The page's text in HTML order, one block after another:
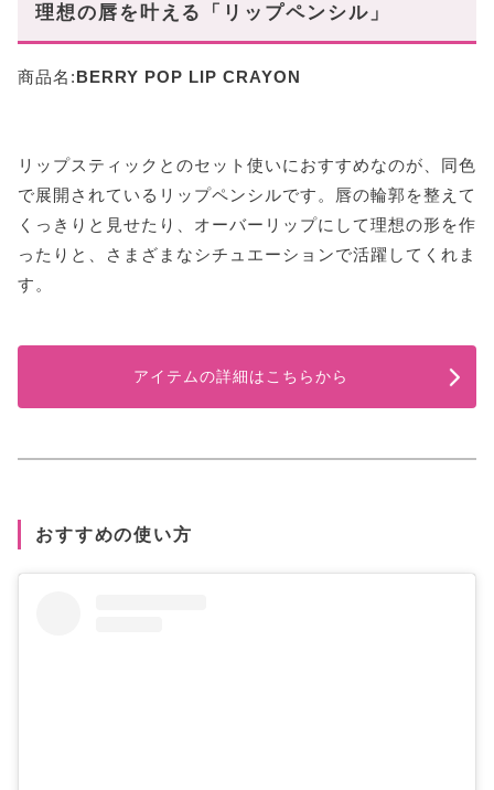
理想の唇を叶える「リップペンシル」
商品名:BERRY POP LIP CRAYON
リップスティックとのセット使いにおすすめなのが、同色
で展開されているリップペンシルです。唇の輪郭を整えて
くっきりと見せたり、オーバーリップにして理想の形を作
ったりと、さまざまなシチュエーションで活躍してくれま
す。
アイテムの詳細はこちらから
おすすめの使い方